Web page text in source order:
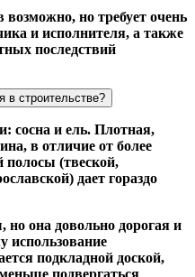
но требует очень
и исполнителя, а также
последствий
в строительстве?
сосна и ель. Плотная,
в отличие от более
полосы (твеской,
дает гораздо
она довольно дорогая и
использование
подкладной доской,
подвергаться